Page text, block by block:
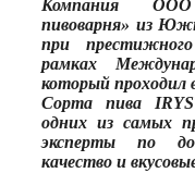
Компания ООО
пивоварня» из
при престижного
рамках
который проходил
Сорта пива
одних из самых
эксперты по
качество и